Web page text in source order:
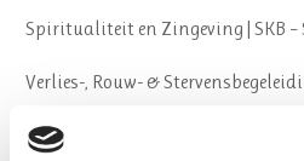
Spiritualiteit en Zingeving | SKB –
Verlies-, Rouw- &
Geestelijk begeleider